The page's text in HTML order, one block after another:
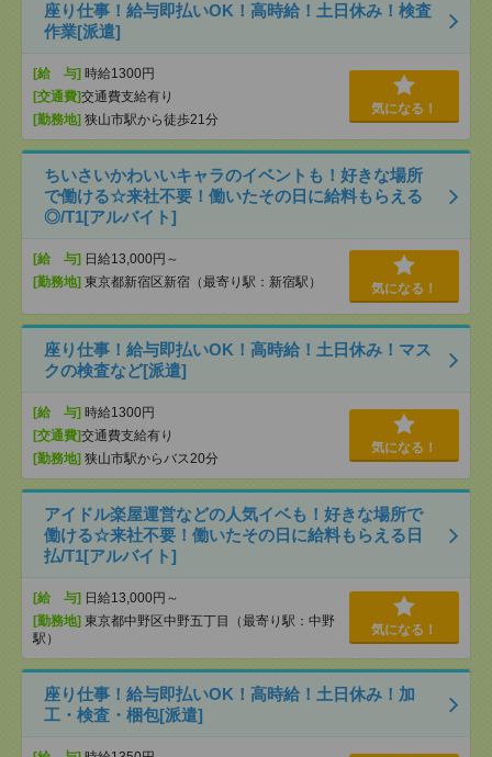
座り仕事！給与即払いOK！高時給！土日休み！検査
作業[派遣]
[給 与] 時給1300円
[交通費]交通費支給有り
[勤務地] 狭山市駅から徒歩21分
気になる！
ちいさいかわいいキャラのイベントも！好きな場所
で働ける☆来社不要！働いたその日に給料もらえる
◎/T1[アルバイト]
[給 与] 日給13,000円～
[勤務地] 東京都新宿区新宿（最寄り駅：新宿駅） 気になる！
座り仕事！給与即払いOK！高時給！土日休み！マス
クの検査など[派遣]
[給 与] 時給1300円
[交通費]交通費支給有り
[勤務地] 狭山市駅からバス20分
気になる！
アイドル楽屋運営などの人気イベも！好きな場所で
働ける☆来社不要！働いたその日に給料もらえる日
払/T1[アルバイト]
[給 与] 日給13,000円～
[勤務地] 東京都中野区中野五丁目（最寄り駅：中野
駅）
気になる！
座り仕事！給与即払いOK！高時給！土日休み！加
工・検査・梱包[派遣]